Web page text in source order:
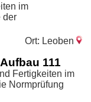
im
der
Ort: Leoben
111
Fertigkeiten im
Normprüfung